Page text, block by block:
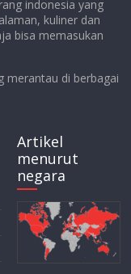
indonesia yang
kuliner dan
bisa memasukan
merantau di berbagai
Artikel
menurut
negara